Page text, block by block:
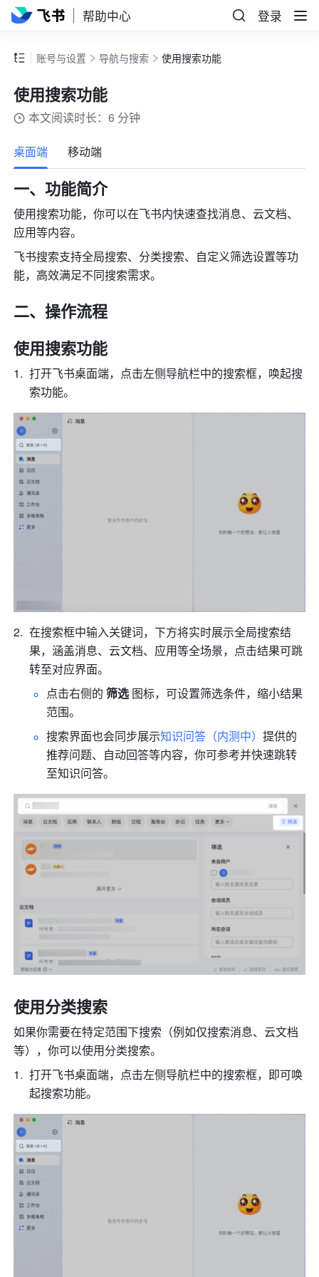
帮助中心 登录
账号与设置 导航与搜索 使用搜索功能
使用搜索功能
本文阅读时长：6 分钟
桌面端 移动端
一、功能简介
使用搜索功能，你可以在飞书内快速查找消息、云文档、
应用等内容。
飞书搜索支持全局搜索、分类搜索、自定义筛选设置等功
能，高效满足不同搜索需求。
二、操作流程
使用搜索功能
打开飞书桌面端，点击左侧导航栏中的搜索框，唤起搜
索功能。
在搜索框中输入关键词，下方将实时展示全局搜索结
果，涵盖消息、云文档、应用等全场景，点击结果可跳
转至对应界面。
点击右侧的 筛选 图标，可设置筛选条件，缩小结果
范围。
搜索界面也会同步展示知识问答（内测中）提供的
推荐问题、自动回答等内容，你可参考并快速跳转
至知识问答。
使用分类搜索
如果你需要在特定范围下搜索（例如仅搜索消息、云文档
等），你可以使用分类搜索。
打开飞书桌面端，点击左侧导航栏中的搜索框，即可唤
起搜索功能。